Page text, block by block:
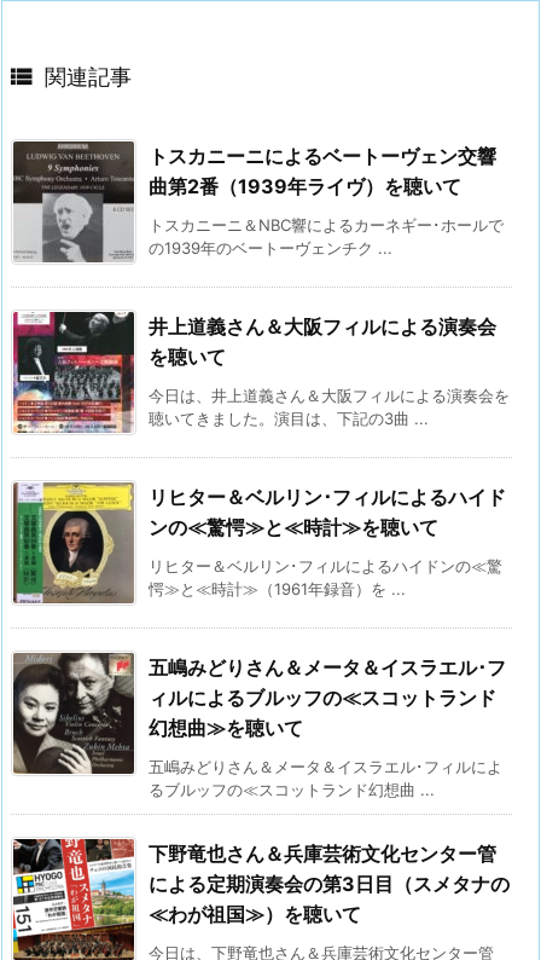
 関連記事
トスカニーニによるベートーヴェン交響
曲第2番（1939年ライヴ）を聴いて
トスカニーニ＆NBC響によるカーネギー･ホールで
の1939年のベートーヴェンチク ...
井上道義さん＆大阪フィルによる演奏会
を聴いて
今日は、井上道義さん＆大阪フィルによる演奏会を
聴いてきました。演目は、下記の3曲 ...
リヒター＆ベルリン･フィルによるハイド
ンの≪驚愕≫と≪時計≫を聴いて
リヒター＆ベルリン･フィルによるハイドンの≪驚
愕≫と≪時計≫（1961年録音）を ...
五嶋みどりさん＆メータ＆イスラエル･フ
ィルによるブルッフの≪スコットランド
幻想曲≫を聴いて
五嶋みどりさん＆メータ＆イスラエル･フィルによ
るブルッフの≪スコットランド幻想曲 ...
下野竜也さん＆兵庫芸術文化センター管
による定期演奏会の第3日目（スメタナの
≪わが祖国≫）を聴いて
今日は、下野竜也さん＆兵庫芸術文化センター管